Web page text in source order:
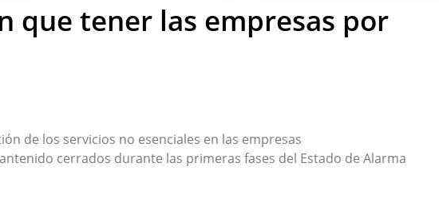
que tener las empresas por
de los servicios no esenciales en las empresas
cerrados durante las primeras fases del Estado de Alarma